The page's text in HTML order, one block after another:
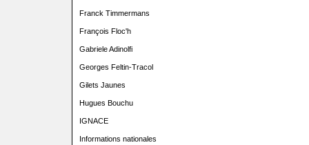
Franck Timmermans
François Floc'h
Gabriele Adinolfi
Georges Feltin-Tracol
Gilets Jaunes
Hugues Bouchu
IGNACE
Informations nationales